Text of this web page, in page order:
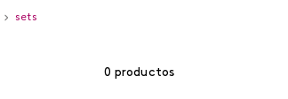
sets
0 productos